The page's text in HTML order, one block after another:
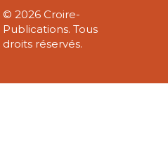
© 2026 Croire-
Publications. Tous
droits réservés.